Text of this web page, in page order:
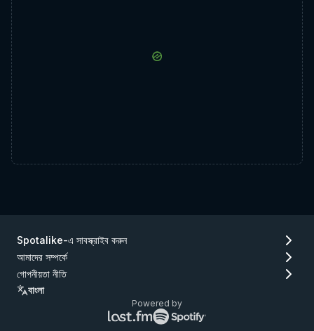
Spotalike-এ সাবস্ক্রাইব করুন
আমাদের সম্পর্কে
গোপনীয়তা নীতি
বাংলা
Powered by
Lastfm